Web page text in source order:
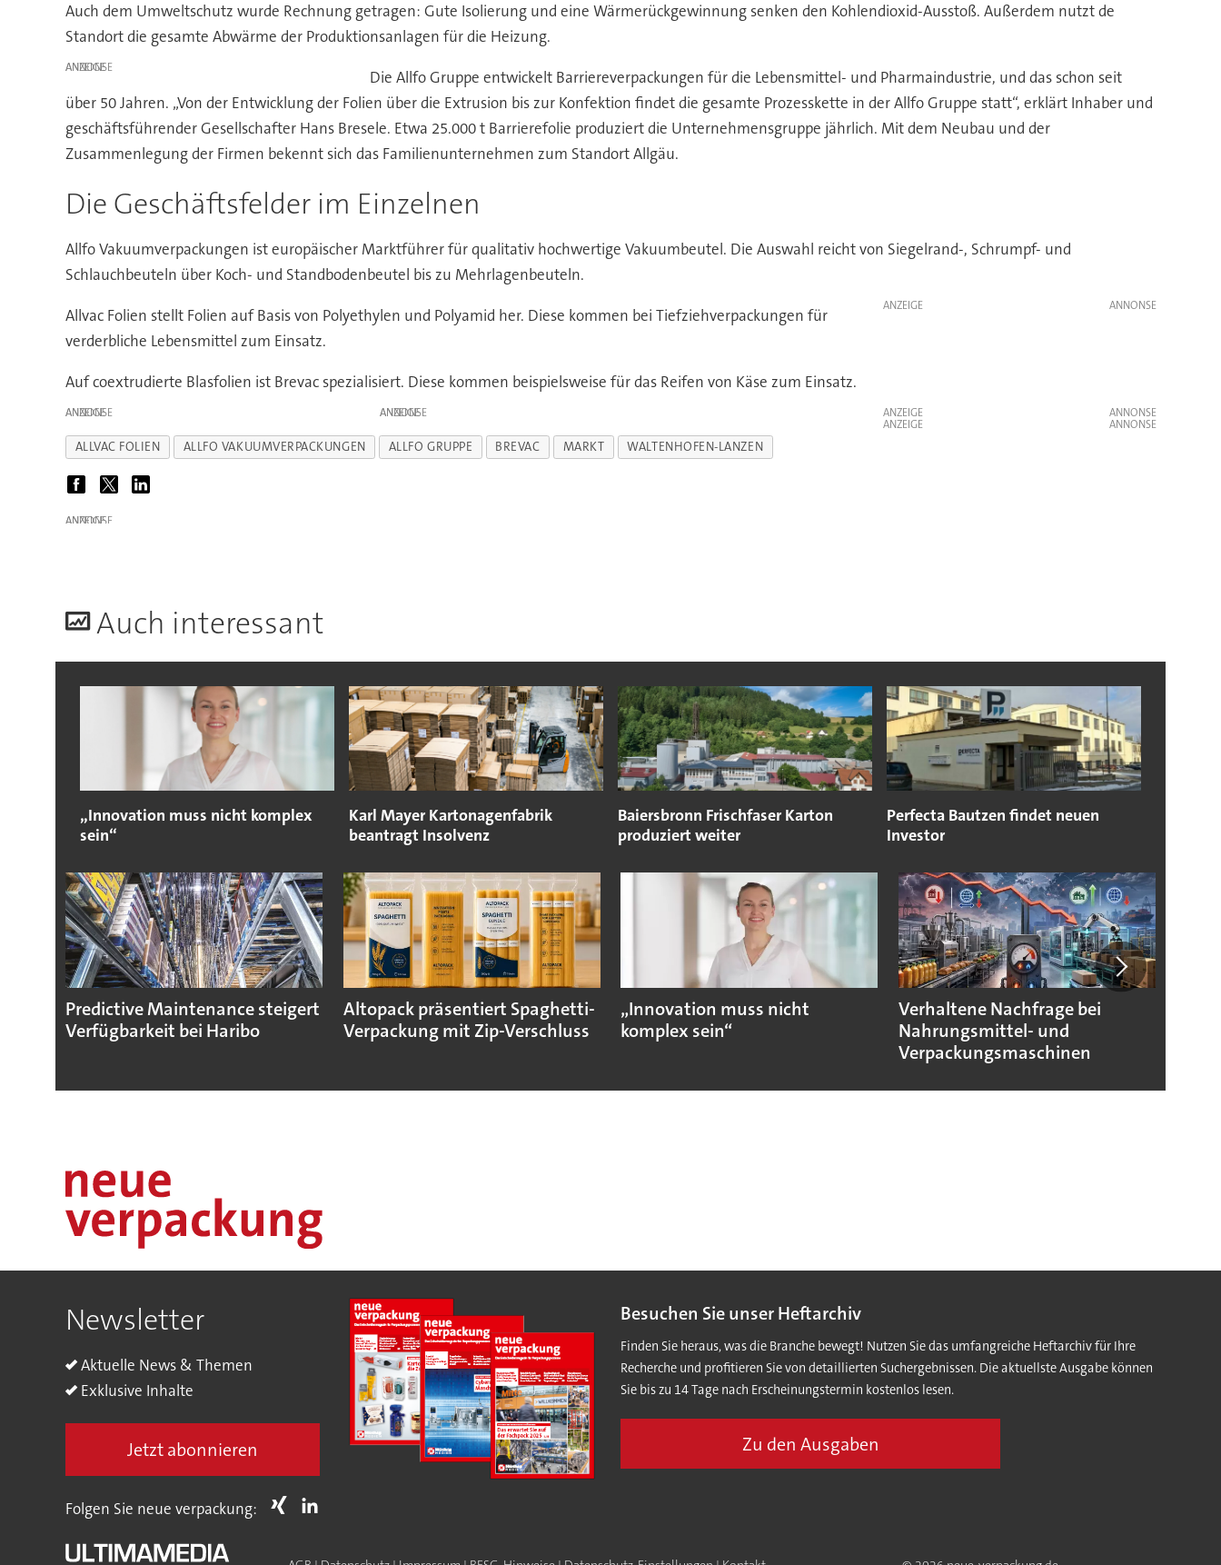
Auch dem Umweltschutz wurde Rechnung getragen: Gute Isolierung und eine Wärmerückgewinnung senken den Kohlendioxid-Ausstoß. Außerdem nutzt de
Standort die gesamte Abwärme der Produktionsanlagen für die Heizung.
ANZEIGE
Die Allfo Gruppe entwickelt Barriereverpackungen für die Lebensmittel- und Pharmaindustrie, und das schon seit
über 50 Jahren. „Von der Entwicklung der Folien über die Extrusion bis zur Konfektion findet die gesamte Prozesskette in der Allfo Gruppe statt“, erklärt Inhaber und
geschäftsführender Gesellschafter Hans Bresele. Etwa 25.000 t Barrierefolie produziert die Unternehmensgruppe jährlich. Mit dem Neubau und der
Zusammenlegung der Firmen bekennt sich das Familienunternehmen zum Standort Allgäu.
Die Geschäftsfelder im Einzelnen
Allfo Vakuumverpackungen ist europäischer Marktführer für qualitativ hochwertige Vakuumbeutel. Die Auswahl reicht von Siegelrand-, Schrumpf- und
Schlauchbeuteln über Koch- und Standbodenbeutel bis zu Mehrlagenbeuteln.
ANZEIGE
Allvac Folien stellt Folien auf Basis von Polyethylen und Polyamid her. Diese kommen bei Tiefziehverpackungen für
verderbliche Lebensmittel zum Einsatz.
Auf coextrudierte Blasfolien ist Brevac spezialisiert. Diese kommen beispielsweise für das Reifen von Käse zum Einsatz.
ANZEIGE ANZEIGE
ANZEIGE
ANZEIGE
ALLVAC FOLIEN ALLFO VAKUUMVERPACKUNGEN ALLFO GRUPPE BREVAC MARKT WALTENHOFEN-LANZEN
ANZEIGE
Auch interessant
„Innovation muss nicht komplex
sein“
Karl Mayer Kartonagenfabrik
beantragt Insolvenz
Baiersbronn Frischfaser Karton
produziert weiter
Perfecta Bautzen findet neuen
Investor
Predictive Maintenance steigert
Verfügbarkeit bei Haribo
Altopack präsentiert Spaghetti-
Verpackung mit Zip-Verschluss
„Innovation muss nicht
komplex sein“
Verhaltene Nachfrage bei
Nahrungsmittel- und
Verpackungsmaschinen
Newsletter
Aktuelle News & Themen
Exklusive Inhalte
Jetzt abonnieren
Besuchen Sie unser Heftarchiv
Finden Sie heraus, was die Branche bewegt! Nutzen Sie das umfangreiche Heftarchiv für Ihre
Recherche und profitieren Sie von detaillierten Suchergebnissen. Die aktuellste Ausgabe können
Sie bis zu 14 Tage nach Erscheinungstermin kostenlos lesen.
Zu den Ausgaben
Folgen Sie neue verpackung: